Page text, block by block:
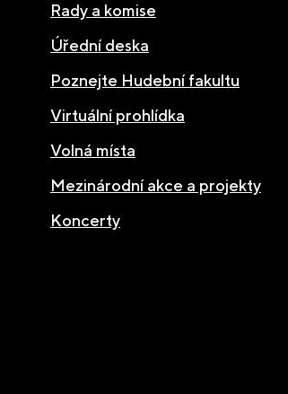
Rady a komise
Úřední deska
Poznejte Hudební fakultu
Virtuální prohlídka
Volná místa
Mezinárodní akce a projekty
Koncerty